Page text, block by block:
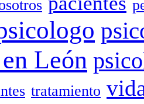
León
tratamiento